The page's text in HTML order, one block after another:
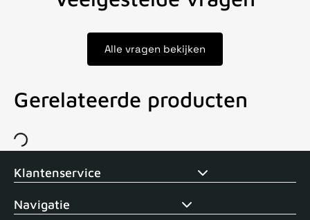
Alle vragen bekijken
Gerelateerde producten
Voor 15uur besteld, zelfde dag verstuurd Echte winkel +35
Klantenservice
Navigatie